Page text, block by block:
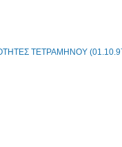
ΤΕΤΡΑΜΗΝΟΥ